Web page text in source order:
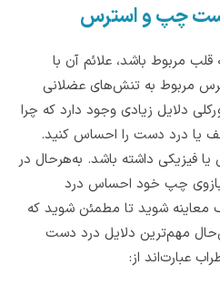
چپ و استرس
مربوط باشد، علائم آن با
مربوط به تنش‌های عضلانی
دلایل زیادی وجود دارد که چرا
درد دست را احساس کنید.
یا فیزیکی داشته باشد. به‌هرحال در
بازوی چپ خود احساس درد
معاینه شوید تا مطمئن شوید که
مهم‌ترین دلایل درد دست
عبارت‌اند از: